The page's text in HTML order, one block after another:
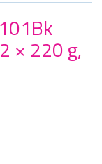
× 220 g,